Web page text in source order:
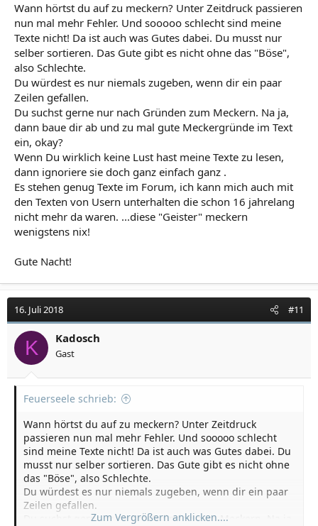
Wann hörtst du auf zu meckern? Unter Zeitdruck passieren
nun mal mehr Fehler. Und sooooo schlecht sind meine
Texte nicht! Da ist auch was Gutes dabei. Du musst nur
selber sortieren. Das Gute gibt es nicht ohne das "Böse",
also Schlechte.
Du würdest es nur niemals zugeben, wenn dir ein paar
Zeilen gefallen.
Du suchst gerne nur nach Gründen zum Meckern. Na ja,
dann baue dir ab und zu mal gute Meckergründe im Text
ein, okay?
Wenn Du wirklich keine Lust hast meine Texte zu lesen,
dann ignoriere sie doch ganz einfach ganz .
Es stehen genug Texte im Forum, ich kann mich auch mit
den Texten von Usern unterhalten die schon 16 jahrelang
nicht mehr da waren. ...diese "Geister" meckern
wenigstens nix!
Gute Nacht!
16. Juli 2018 #11
K Kadosch
Gast
Feuerseele schrieb:
Wann hörtst du auf zu meckern? Unter Zeitdruck
passieren nun mal mehr Fehler. Und sooooo schlecht
sind meine Texte nicht! Da ist auch was Gutes dabei. Du
musst nur selber sortieren. Das Gute gibt es nicht ohne
das "Böse", also Schlechte.
Du würdest es nur niemals zugeben, wenn dir ein paar
Zeilen gefallen.
Du suchst gerne nur nach Gründen zum Meckern. Na ja,
Zum Vergrößern anklicken....